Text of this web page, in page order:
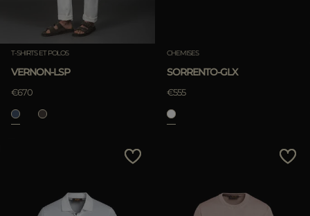
T-SHIRTS ET POLOS
VERNON-LSP
€670
CHEMISES
SORRENTO-GLX
€555